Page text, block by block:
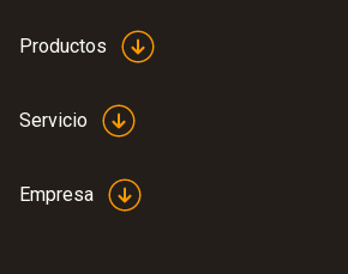
Productos
Servicio
Empresa